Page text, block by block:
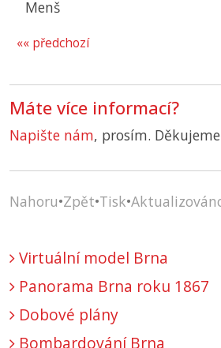
Menš
«« předchozí
Máte více informací?
Napište nám, prosím.
Nahoru•Zpět•Tisk•
Virtuální model Brna
Panorama Brna roku 1867
Dobové plány
Bombardování Brna